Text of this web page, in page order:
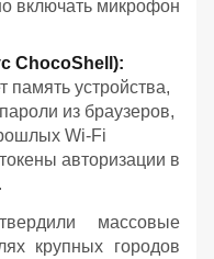
включать микрофон
ChocoShell):
память устройства,
из браузеров,
Wi-Fi
авторизации в
массовые
крупных городов